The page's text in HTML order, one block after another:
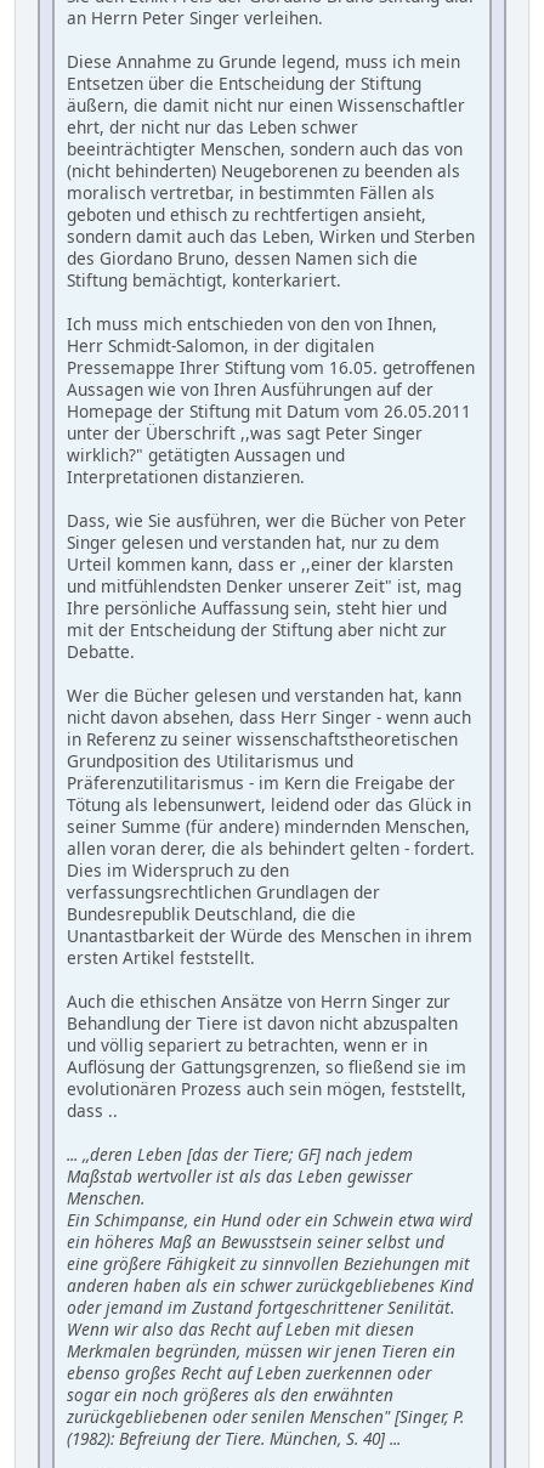
an Herrn Peter Singer verleihen.
Diese Annahme zu Grunde legend, muss ich mein
Entsetzen über die Entscheidung der Stiftung
äußern, die damit nicht nur einen Wissenschaftler
ehrt, der nicht nur das Leben schwer
beeinträchtigter Menschen, sondern auch das von
(nicht behinderten) Neugeborenen zu beenden als
moralisch vertretbar, in bestimmten Fällen als
geboten und ethisch zu rechtfertigen ansieht,
sondern damit auch das Leben, Wirken und Sterben
des Giordano Bruno, dessen Namen sich die
Stiftung bemächtigt, konterkariert.
Ich muss mich entschieden von den von Ihnen,
Herr Schmidt-Salomon, in der digitalen
Pressemappe Ihrer Stiftung vom 16.05. getroffenen
Aussagen wie von Ihren Ausführungen auf der
Homepage der Stiftung mit Datum vom 26.05.2011
unter der Überschrift ,,was sagt Peter Singer
wirklich?" getätigten Aussagen und
Interpretationen distanzieren.
Dass, wie Sie ausführen, wer die Bücher von Peter
Singer gelesen und verstanden hat, nur zu dem
Urteil kommen kann, dass er ,,einer der klarsten
und mitfühlendsten Denker unserer Zeit" ist, mag
Ihre persönliche Auffassung sein, steht hier und
mit der Entscheidung der Stiftung aber nicht zur
Debatte.
Wer die Bücher gelesen und verstanden hat, kann
nicht davon absehen, dass Herr Singer - wenn auch
in Referenz zu seiner wissenschaftstheoretischen
Grundposition des Utilitarismus und
Präferenzutilitarismus - im Kern die Freigabe der
Tötung als lebensunwert, leidend oder das Glück in
seiner Summe (für andere) mindernden Menschen,
allen voran derer, die als behindert gelten - fordert.
Dies im Widerspruch zu den
verfassungsrechtlichen Grundlagen der
Bundesrepublik Deutschland, die die
Unantastbarkeit der Würde des Menschen in ihrem
ersten Artikel feststellt.
Auch die ethischen Ansätze von Herrn Singer zur
Behandlung der Tiere ist davon nicht abzuspalten
und völlig separiert zu betrachten, wenn er in
Auflösung der Gattungsgrenzen, so fließend sie im
evolutionären Prozess auch sein mögen, feststellt,
dass ..
... ,,deren Leben [das der Tiere; GF] nach jedem
Maßstab wertvoller ist als das Leben gewisser
Menschen.
Ein Schimpanse, ein Hund oder ein Schwein etwa wird
ein höheres Maß an Bewusstsein seiner selbst und
eine größere Fähigkeit zu sinnvollen Beziehungen mit
anderen haben als ein schwer zurückgebliebenes Kind
oder jemand im Zustand fortgeschrittener Senilität.
Wenn wir also das Recht auf Leben mit diesen
Merkmalen begründen, müssen wir jenen Tieren ein
ebenso großes Recht auf Leben zuerkennen oder
sogar ein noch größeres als den erwähnten
zurückgebliebenen oder senilen Menschen" [Singer, P.
(1982): Befreiung der Tiere. München, S. 40] ...